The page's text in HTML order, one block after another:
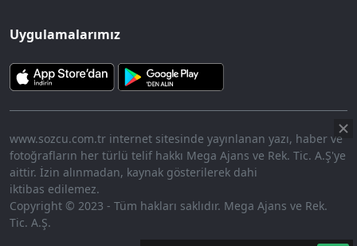
Aç
7.91%
Uygulamalarımız
www.sozcu.com.tr internet sitesinde yayınlanan yazı, haber ve
fotoğrafların her türlü telif hakkı Mega Ajans ve Rek. Tic. A.Ş'ye
aittir. İzin alınmadan, kaynak gösterilerek dahi
iktibas edilemez.
Copyright © 2023 - Tüm hakları saklıdır. Mega Ajans ve Rek.
Tic. A.Ş.